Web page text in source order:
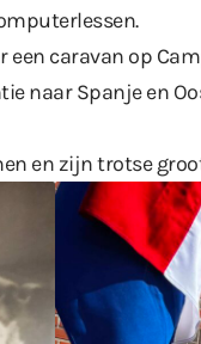
caravan op
naar Spanje en
en zijn trotse